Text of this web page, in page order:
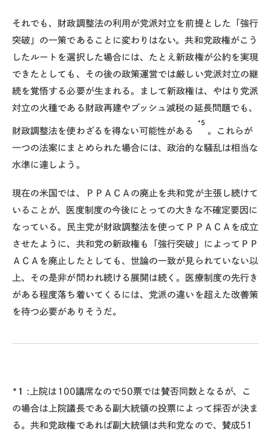
それでも、財政調整法の利用が党派対立を前提とした「強行
突破」の一策であることに変わりはない。共和党政権がこう
したルートを選択した場合には、たとえ新政権が公約を実現
できたとしても、その後の政策運営では厳しい党派対立の継
続を覚悟する必要が生まれる。まして新政権は、やはり党派
対立の火種である財政再建やブッシュ減税の延長問題でも、
財政調整法を使わざるを得ない可能性がある
*5
。これらが
一つの法案にまとめられた場合には、政治的な騒乱は相当な
水準に達しよう。
現在の米国では、ＰＰＡＣＡの廃止を共和党が主張し続けて
いることが、医度制度の今後にとっての大きな不確定要因に
なっている。民主党が財政調整法を使ってＰＰＡＣＡを成立
させたように、共和党の新政権も「強行突破」によってＰＰ
ＡＣＡを廃止したとしても、世論の一致が見られていない以
上、その是非が問われ続ける展開は続く。医療制度の先行き
がある程度落ち着いてくるには、党派の違いを超えた改善策
を待つ必要がありそうだ。
*1 :上院は100議席なので50票では賛否同数となるが、こ
の場合は上院議長である副大統領の投票によって採否が決ま
る。共和党政権であれば副大統領は共和党なので、賛成51